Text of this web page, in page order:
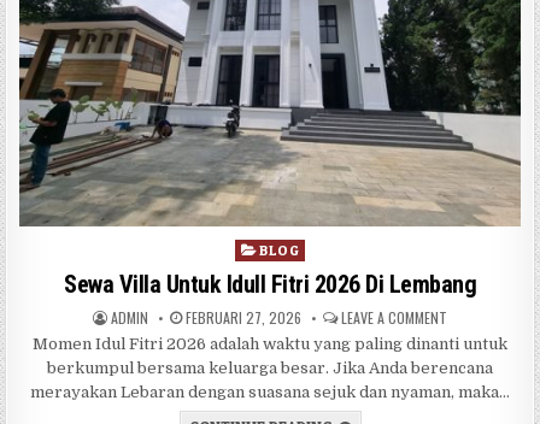
Posted in
BLOG
Sewa Villa Untuk Idull Fitri 2026 Di Lembang
AUTHOR:
ADMIN PUBLISHED DATE:
FEBRUARI 27, 2026 LEAVE A COMMENT ON SEWA
Momen Idul Fitri 2026 adalah waktu yang paling dinanti untuk
berkumpul bersama keluarga besar. Jika Anda berencana
merayakan Lebaran dengan suasana sejuk dan nyaman, maka…